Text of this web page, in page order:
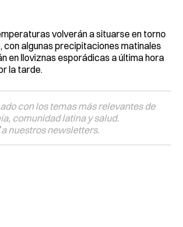
volverán a situarse en torno
con algunas precipitaciones matinales
en lloviznas esporádicas a última hora
la tarde.
con los temas más relevantes de
comunidad latina y salud.
a nuestros newsletters.